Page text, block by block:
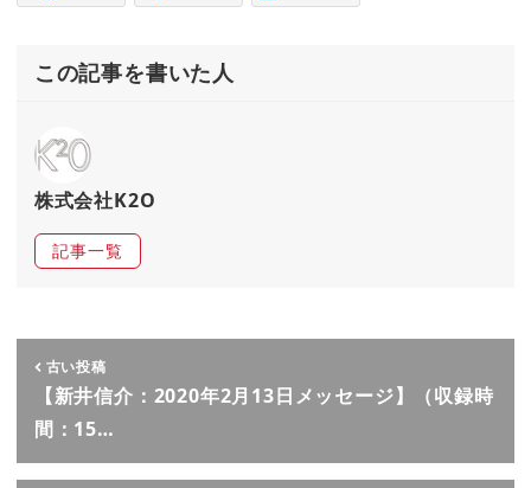
この記事を書いた人
株式会社K2O
記事一覧
古い投稿
【新井信介：2020年2月13日メッセージ】（収録時
間：15…